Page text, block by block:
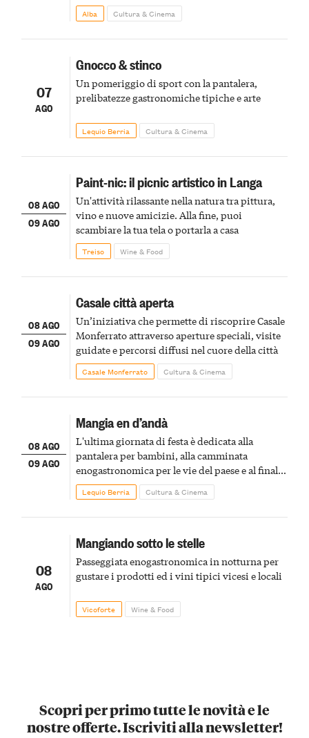
Alba Cultura & Cinema
07
AGO
Gnocco & stinco
Un pomeriggio di sport con la pantalera,
prelibatezze gastronomiche tipiche e arte
Lequio Berria Cultura & Cinema
08 AGO
09 AGO
Paint-nic: il picnic artistico in Langa
Un'attività rilassante nella natura tra pittura,
vino e nuove amicizie. Alla fine, puoi
scambiare la tua tela o portarla a casa
Treiso Wine & Food
08 AGO
09 AGO
Casale città aperta
Un’iniziativa che permette di riscoprire Casale
Monferrato attraverso aperture speciali, visite
guidate e percorsi diffusi nel cuore della città
Casale Monferrato Cultura & Cinema
08 AGO
09 AGO
Mangia en d’andà
L'ultima giornata di festa è dedicata alla
pantalera per bambini, alla camminata
enogastronomica per le vie del paese e al finale
pirotecnico
Lequio Berria Cultura & Cinema
08
AGO
Mangiando sotto le stelle
Passeggiata enogastronomica in notturna per
gustare i prodotti ed i vini tipici vicesi e locali
Vicoforte Wine & Food
Scopri per primo tutte le novità e le
nostre offerte. Iscriviti alla newsletter!